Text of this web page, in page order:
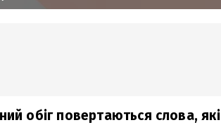
обіг повертаються слова, які